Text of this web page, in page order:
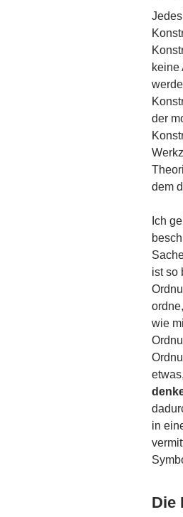
keine
der
dem
Ich
ist so
wie
in
Die